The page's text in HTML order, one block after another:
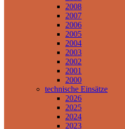
2008
2007
2006
2005
2004
2003
2002
2001
2000
technische Einsätze
2026
2025
2024
2023